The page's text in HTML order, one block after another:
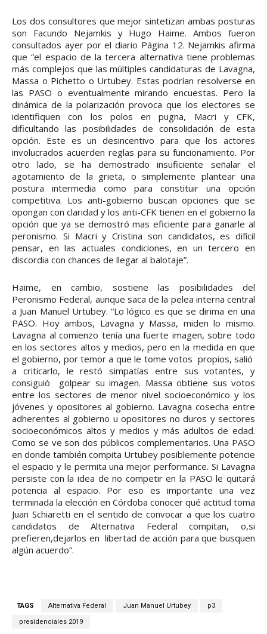
Los dos consultores que mejor sintetizan ambas posturas
son Facundo Nejamkis y Hugo Haime. Ambos fueron
consultados ayer por el diario Página 12. Nejamkis afirma
que “el espacio de la tercera alternativa tiene problemas
más complejos que las múltiples candidaturas de Lavagna,
Massa o Pichetto o Urtubey. Estas podrían resolverse en
las PASO o eventualmente mirando encuestas. Pero la
dinámica de la polarización provoca que los electores se
identifiquen con los polos en pugna, Macri y CFK,
dificultando las posibilidades de consolidación de esta
opción. Este es un desincentivo para que los actores
involucrados acuerden reglas para su funcionamiento. Por
otro lado, se ha demostrado insuficiente señalar el
agotamiento de la grieta, o simplemente plantear una
postura intermedia como para constituir una opción
competitiva. Los anti-gobierno buscan opciones que se
opongan con claridad y los anti-CFK tienen en el gobierno la
opción que ya se demostró mas eficiente para ganarle al
peronismo. Si Macri y Cristina son candidatos, es difícil
pensar, en las actuales condiciones, en un tercero en
discordia con chances de llegar al balotaje”.
Haime, en cambio, sostiene las posibilidades del
Peronismo Federal, aunque saca de la pelea interna central
a Juan Manuel Urtubey. “Lo lógico es que se dirima en una
PASO. Hoy ambos, Lavagna y Massa, miden lo mismo.
Lavagna al comienzo tenía una fuerte imagen, sobre todo
en los sectores altos y medios, pero en la medida en que
el gobierno, por temor a que le tome votos propios, salió
a criticarlo, le restó simpatías entre sus votantes, y
consiguió golpear su imagen. Massa obtiene sus votos
entre los sectores de menor nivel socioeconómico y los
jóvenes y opositores al gobierno. Lavagna cosecha entre
adherentes al gobierno u opositores no duros y sectores
socioeconómicos altos y medios y más adultos de edad.
Como se ve son dos públicos complementarios. Una PASO
en donde también compita Urtubey posiblemente potencie
el espacio y le permita una mejor performance. Si Lavagna
persiste con la idea de no competir en la PASO le quitará
potencia al espacio. Por eso es importante una vez
terminada la elección en Córdoba conocer qué actitud toma
Juan Schiaretti en el sentido de convocar a que los cuatro
candidatos de Alternativa Federal compitan, o,si
prefieren,dejarlos en libertad de acción para que busquen
algún acuerdo”.
TAGS Alternativa Federal Juan Manuel Urtubey p3
presidenciales 2019